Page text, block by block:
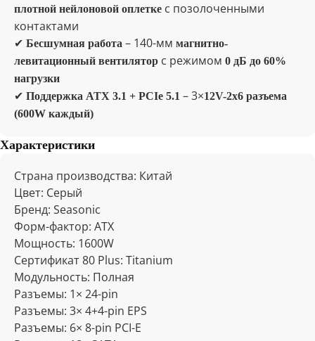
плотной нейлоновой оплетке с позолоченными
контактами
✔ Бесшумная работа – 140-мм магнитно-
левитационный вентилятор с режимом 0 дБ до 60%
нагрузки
✔ Поддержка ATX 3.1 + PCIe 5.1 – 3×12V-2x6 разъема
(600W каждый)
Характеристики
Страна производства: Китай
Цвет: Серый
Бренд: Seasonic
Форм-фактор: ATX
Мощность: 1600W
Сертификат 80 Plus: Titanium
Модульность: Полная
Разъемы: 1× 24-pin
Разъемы: 3× 4+4-pin EPS
Разъемы: 6× 8-pin PCI-E
Отзывы